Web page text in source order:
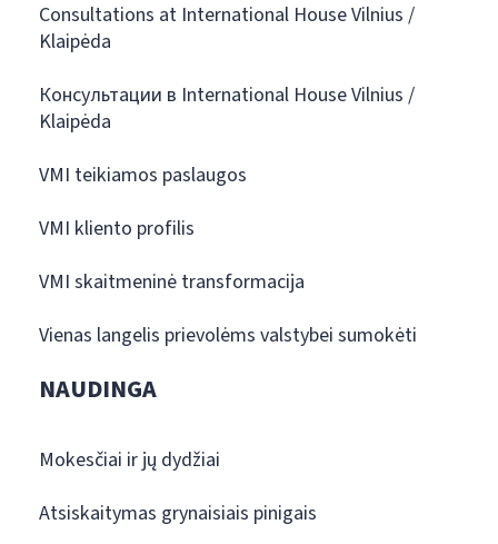
Consultations at International House Vilnius /
Klaipėda
Консультации в International House Vilnius /
Klaipėda
VMI teikiamos paslaugos
VMI kliento profilis
VMI skaitmeninė transformacija
Vienas langelis prievolėms valstybei sumokėti
NAUDINGA
Mokesčiai ir jų dydžiai
Atsiskaitymas grynaisiais pinigais